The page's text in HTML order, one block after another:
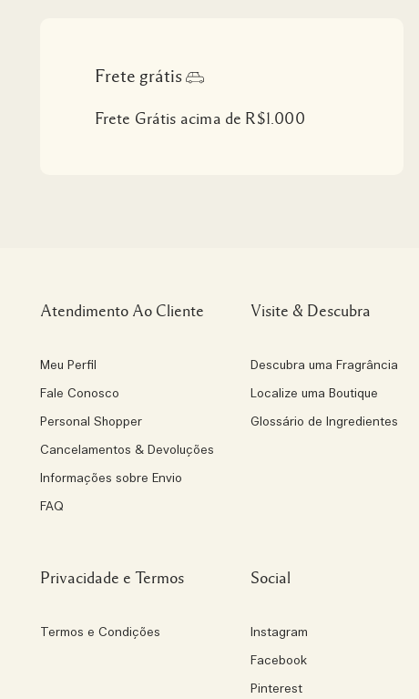
Frete grátis
Frete Grátis acima de R$1.000
Atendimento Ao Cliente
Meu Perfil
Fale Conosco
Personal Shopper
Cancelamentos & Devoluções
Informações sobre Envio
FAQ
Visite & Descubra
Descubra uma Fragrância
Localize uma Boutique
Glossário de Ingredientes
Privacidade e Termos
Termos e Condições
Social
Instagram
Facebook
Pinterest